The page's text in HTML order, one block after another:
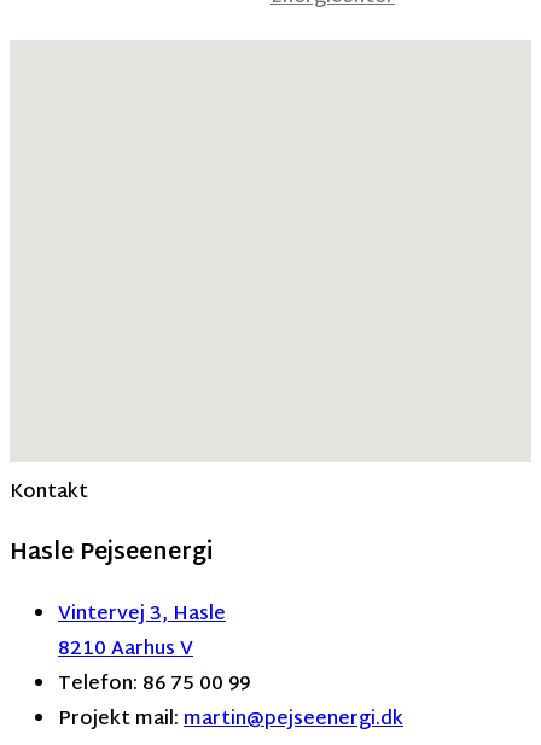
Kontakt
Hasle Pejseenergi
Vintervej 3, Hasle
8210 Aarhus V
Telefon: 86 75 00 99
Projekt mail:martin@pejseenergi.dk